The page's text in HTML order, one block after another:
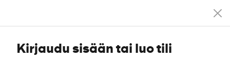
Kirjaudu sisään tai luo tili